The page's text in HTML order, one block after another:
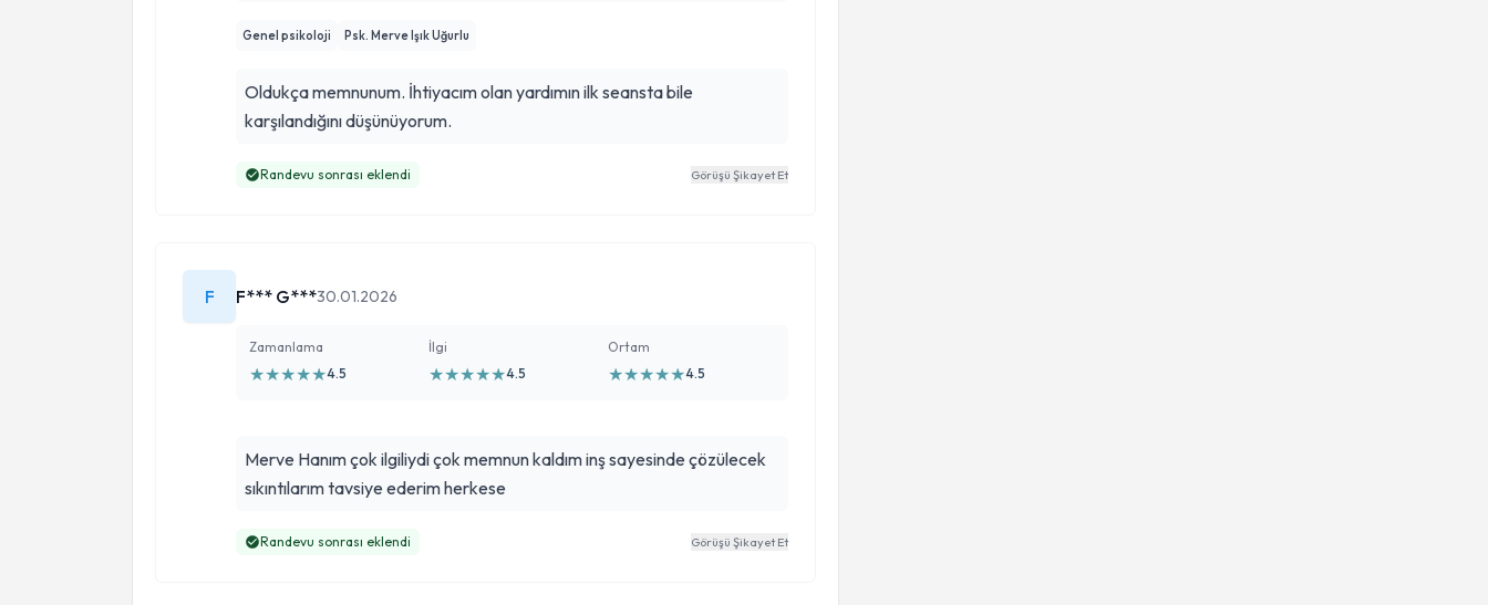
Genel psikoloji Psk. Merve Işık Uğurlu
Oldukça memnunum. İhtiyacım olan yardımın ilk seansta bile
karşılandığını düşünüyorum.
Randevu sonrası eklendi Görüşü Şikayet Et
F F*** G***30.01.2026
Zamanlama
★★★★★4.5
İlgi
★★★★★4.5
Ortam
★★★★★4.5
Merve Hanım çok ilgiliydi çok memnun kaldım inş sayesinde çözülecek
sıkıntılarım tavsiye ederim herkese
Randevu sonrası eklendi Görüşü Şikayet Et